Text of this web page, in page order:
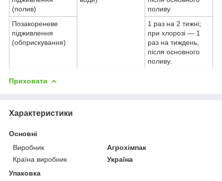
(полив)
поливу
Позакореневе
підживлення
(обприскування)
1 раз на 2 тижні;
при хлорозі — 1
раз на тиждень,
після основного
поливу.
Приховати
Характеристики
Основні
Виробник
Агрохімпак
Країна виробник
Україна
Упаковка